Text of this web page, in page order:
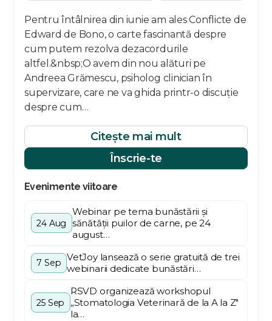
Pentru întâlnirea din iunie am ales Conflicte de
Edward de Bono, o carte fascinantă despre
cum putem rezolva dezacordurile
altfel.&nbsp;O avem din nou alături pe
Andreea Grămescu, psiholog clinician în
supervizare, care ne va ghida printr-o discuție
despre cum…
Citește mai mult
Înscrie-te
Evenimente viitoare
24 Aug
Webinar pe tema bunăstării și
sănătății puilor de carne, pe 24
august…
7 Sep VetJoy lansează o serie gratuită de trei
webinarii dedicate bunăstări…
25 Sep
RSVD organizează workshopul
„Stomatologia Veterinară de la A la Z"
la…